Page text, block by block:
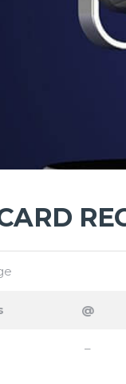
@
–